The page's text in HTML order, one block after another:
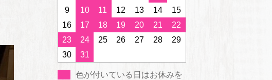
9
10 11 12 13 14
15
16
17 18 19 20 21
22
23
24 25 26 27 28
29
30
31
色が付いている日はお休みを